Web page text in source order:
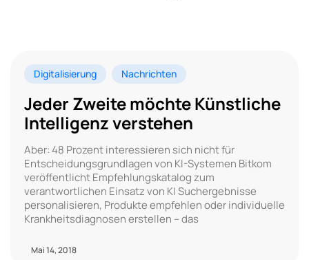
Digitalisierung Nachrichten
Jeder Zweite möchte Künstliche
Intelligenz verstehen
Aber: 48 Prozent interessieren sich nicht für
Entscheidungsgrundlagen von KI-Systemen Bitkom
veröffentlicht Empfehlungskatalog zum
verantwortlichen Einsatz von KI Suchergebnisse
personalisieren, Produkte empfehlen oder individuelle
Krankheitsdiagnosen erstellen – das
Mai 14, 2018